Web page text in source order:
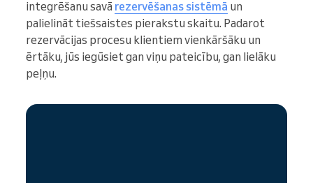
integrēšanu savā rezervēšanas sistēmā un
palielināt tiešsaistes pierakstu skaitu. Padarot
rezervācijas procesu klientiem vienkāršāku un
ērtāku, jūs iegūsiet gan viņu pateicību, gan lielāku
peļņu.